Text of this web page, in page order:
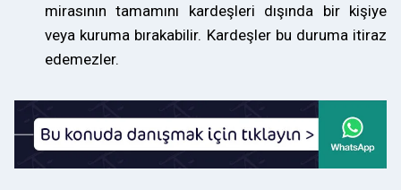
mirasının tamamını kardeşleri dışında bir kişiye
veya kuruma bırakabilir. Kardeşler bu duruma itiraz
edemezler.